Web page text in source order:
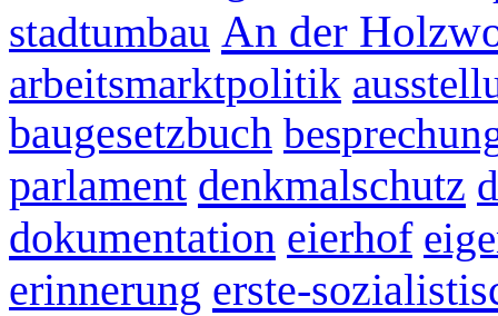
stadtumbau An der
arbeitsmarktpolitik
baugesetzbuch
parlament denkmalschutz
dokumentation eierhof
erinnerung erste-